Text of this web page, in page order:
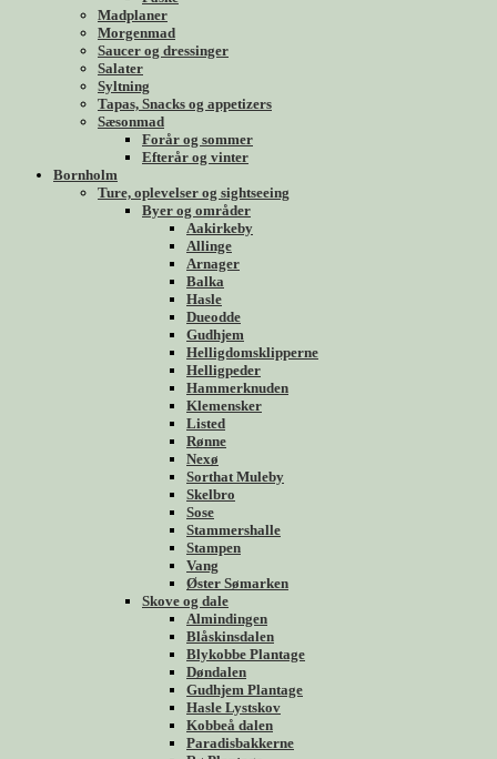
Madplaner
Morgenmad
Saucer og dressinger
Salater
Syltning
Tapas, Snacks og appetizers
Sæsonmad
Forår og sommer
Efterår og vinter
Bornholm
Ture, oplevelser og sightseeing
Byer og områder
Aakirkeby
Allinge
Arnager
Balka
Hasle
Dueodde
Gudhjem
Helligdomsklipperne
Helligpeder
Hammerknuden
Klemensker
Listed
Rønne
Nexø
Sorthat Muleby
Skelbro
Sose
Stammershalle
Stampen
Vang
Øster Sømarken
Skove og dale
Almindingen
Blåskinsdalen
Blykobbe Plantage
Døndalen
Gudhjem Plantage
Hasle Lystskov
Kobbeå dalen
Paradisbakkerne